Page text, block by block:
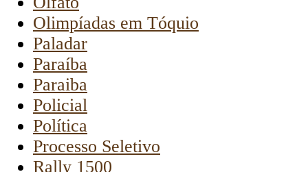
Olimpíadas em Tóquio
Paladar
Paraíba
Paraiba
Policial
Política
Processo Seletivo
Rally 1500